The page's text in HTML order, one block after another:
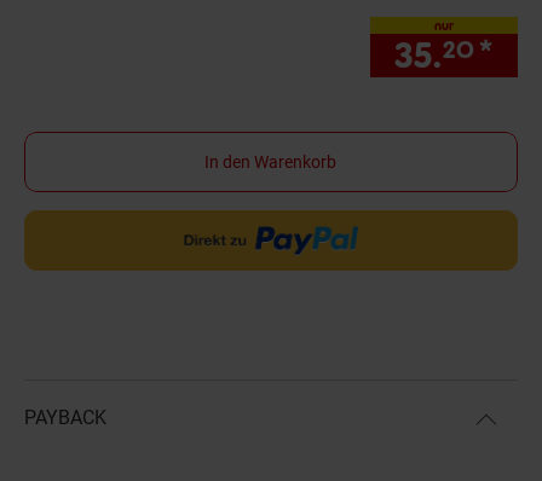
nur
35.20 *
In den Warenkorb
PAYBACK